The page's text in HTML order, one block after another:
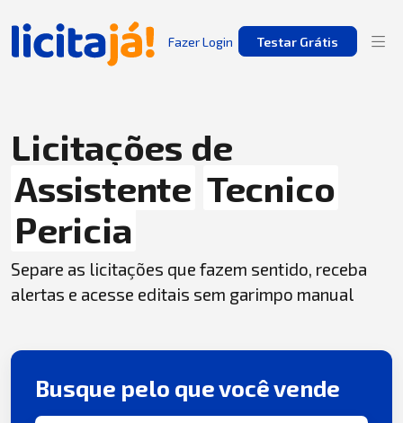
Fazer Login Testar Grátis
Licitações de
Assistente Tecnico
Pericia
Separe as licitações que fazem sentido, receba
alertas e acesse editais sem garimpo manual
Busque pelo que você vende